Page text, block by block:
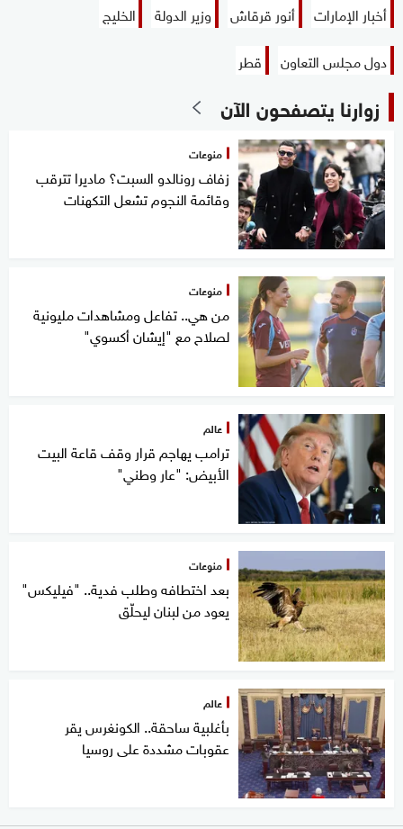
أخبار الإمارات أنور قرقاش وزير الدولة
الخليج
دول مجلس التعاون
قطر
زوارنا يتصفحون الآن
منوعات
زفاف رونالدو السبت؟ ماديرا تترقب
وقائمة النجوم تشعل التكهنات
منوعات
من هي.. تفاعل ومشاهدات مليونية
لصلاح مع "إيشان أكسوي"
عالم
ترامب يهاجم قرار وقف قاعة البيت
الأبيض: "عار وطني"
منوعات
بعد اختطافه وطلب فدية.. "فيليكس"
يعود من لبنان ليحلّق
عالم
بأغلبية ساحقة.. الكونغرس يقر
عقوبات مشددة على روسيا